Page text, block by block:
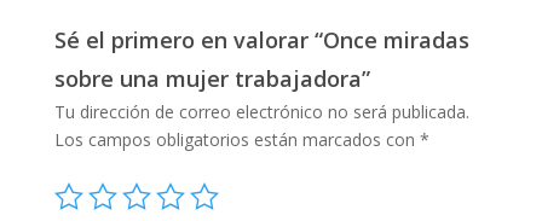
Sé el primero en valorar “Once miradas
sobre una mujer trabajadora”
Tu dirección de correo electrónico no será publicada.
Los campos obligatorios están marcados con *